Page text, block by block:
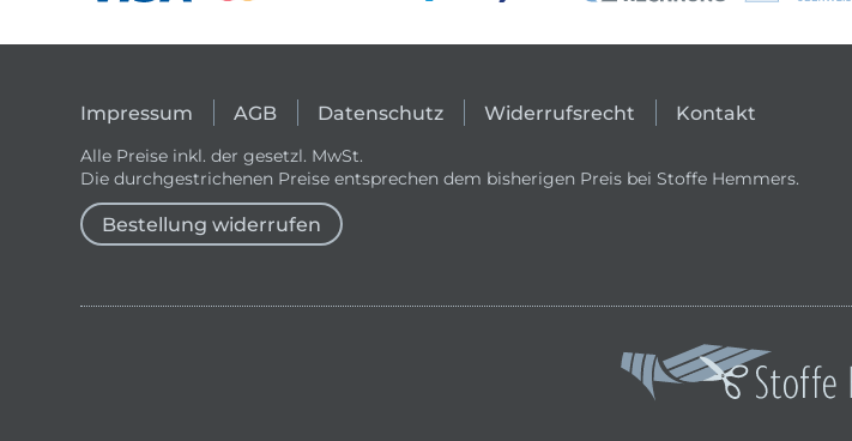
Impressum AGB Datenschutz Widerrufsrecht Kontakt
Alle Preise inkl. der gesetzl. MwSt.
Die durchgestrichenen Preise entsprechen dem bisherigen Preis bei Stoffe Hemmers.
Bestellung widerrufen